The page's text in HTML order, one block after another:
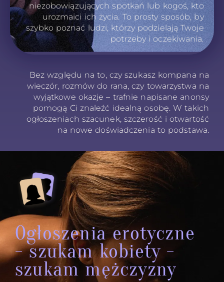
niezobowiązujących spotkań lub kogoś, kto
urozmaici ich życia. To prosty sposób, by
szybko poznać ludzi, którzy podzielają Twoje
potrzeby i oczekiwania.
Bez względu na to, czy szukasz kompana na
wieczór, rozmów do rana, czy towarzystwa na
wyjątkowe okazje – trafnie napisane anonsy
pomogą Ci znaleźć idealną osobę. W takich
ogłoszeniach szacunek, szczerość i otwartość
na nowe doświadczenia to podstawa.
Ogłoszenia erotyczne
- szukam kobiety -
szukam mężczyzny